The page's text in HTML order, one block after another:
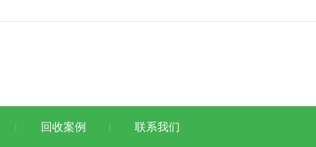
回收案例 联系我们